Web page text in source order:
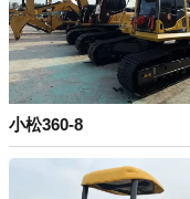
小松360-8